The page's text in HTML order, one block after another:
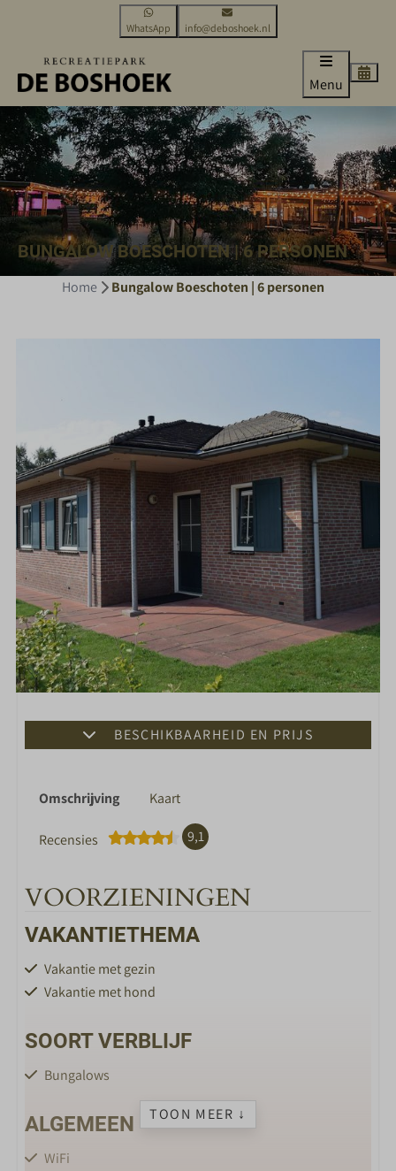
WhatsApp info@deboshoek.nl
Menu
BUNGALOW BOESCHOTEN | 6 PERSONEN
Home Bungalow Boeschoten | 6 personen
BESCHIKBAARHEID EN PRIJS
Omschrijving Kaart
Recensies 9,1
VOORZIENINGEN
VAKANTIETHEMA
Vakantie met gezin
Vakantie met hond
SOORT VERBLIJF
Bungalows
ALGEMEEN
WiFi
TOON MEER ↓